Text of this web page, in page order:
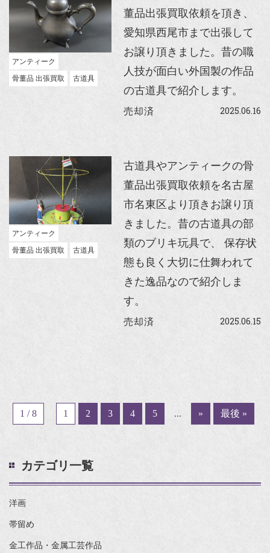
アンティーク
骨董品 出張買取
古道具
董品出張買取依頼を頂き、
愛知県西尾市まで出張して
お譲り頂きました。昔の職
人技が面白い外国製の作品
の古道具で紹介します。
売却済 2025.06.16
アンティーク
骨董品 出張買取
古道具
古道具やアンティークの骨
董品出張買取依頼を名古屋
市名東区より頂きお譲り頂
きました。昔の古道具の部
類のブリキ玩具で、 保存状
態も良く大切に仕舞われて
きた逸品なので紹介しま
す。
売却済 2025.06.15
1 / 8 1 2 3 4 5 ... » 最後 »
カテゴリ一覧
洋画
帯留め
金工作品・金属工芸作品